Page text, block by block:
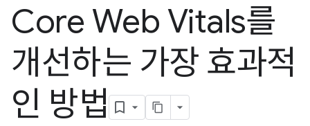
Core Web Vitals를
개선하는 가장 효과적
인 방법